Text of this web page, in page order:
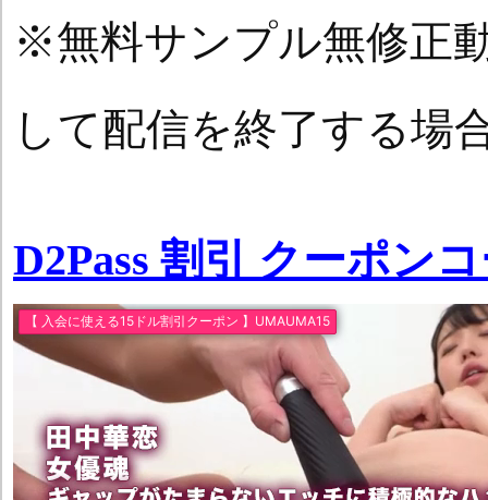
※無料サンプル無修正
して配信を終了する場
D2Pass 割引 クーポン